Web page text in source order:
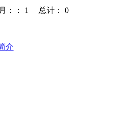
：： 1 总计： 0
介